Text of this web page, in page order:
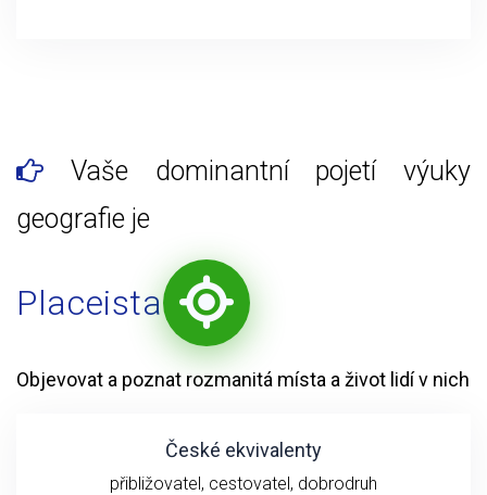
Vaše dominantní pojetí výuky
geografie je
Placeista
Objevovat a poznat rozmanitá místa a život lidí v nich
České ekvivalenty
přibližovatel, cestovatel, dobrodruh